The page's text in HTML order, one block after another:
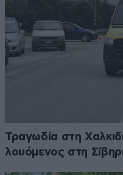
Τραγωδία στη
λουόμενος στη